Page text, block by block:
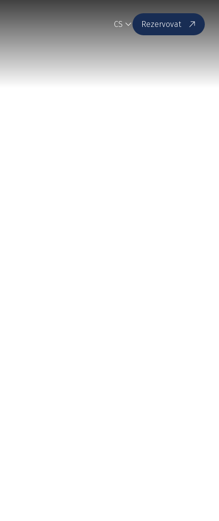
CS Rezervovat